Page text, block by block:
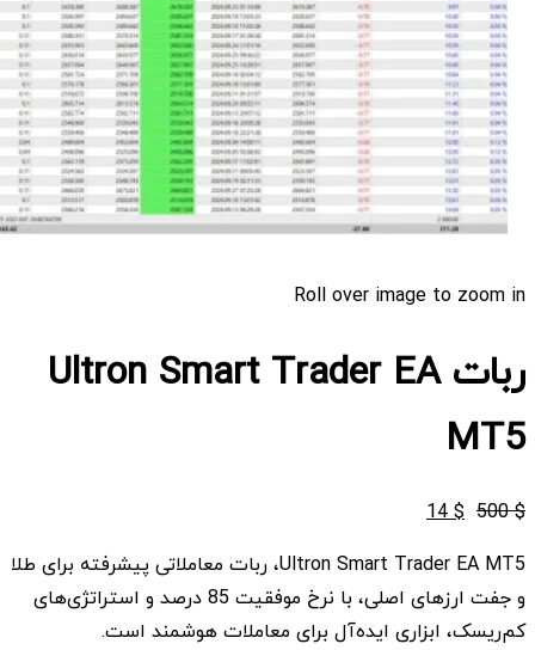
Roll over image to zoom in
ربات Ultron Smart Trader EA
MT5
$
500
قیمت
$ 500
بود.
$
14
قیمت
$ 14
است.
Ultron Smart Trader EA MT5، ربات معاملاتی پیشرفته برای طلا
و جفت ارزهای اصلی، با نرخ موفقیت 85 درصد و استراتژی‌های
کم‌ریسک، ابزاری ایده‌آل برای معاملات هوشمند است.